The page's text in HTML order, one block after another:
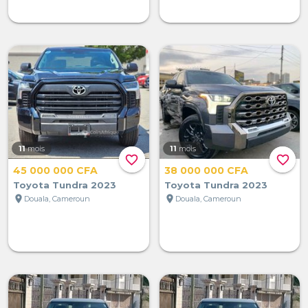
favorite_border
11 mois
45 000 000 CFA
Toyota Tundra 2023
location_on Douala, Cameroun
favorite_border
11 mois
38 000 000 CFA
Toyota Tundra 2023
location_on Douala, Cameroun